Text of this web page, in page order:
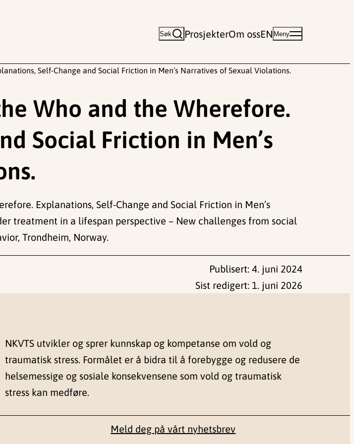
Søk ProsjekterOm ossEN Meny
Self-Change and Social Friction in Men’s Narratives of Sexual Violations.
Who and the Wherefore.
Social Friction in Men’s
Explanations, Self-Change and Social Friction in Men’s
treatment in a lifespan perspective – New challenges from social
Trondheim, Norway.
Publisert: 4. juni 2024
Sist redigert: 1. juni 2026
NKVTS utvikler og sprer kunnskap og kompetanse om vold og
traumatisk stress. Formålet er å bidra til å forebygge og redusere de
helsemessige og sosiale konsekvensene som vold og traumatisk
stress kan medføre.
Meld deg på vårt nyhetsbrev